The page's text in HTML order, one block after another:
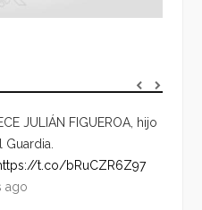
JULIÁN FIGUEROA, hijo
t.co/bRuCZR6Z97
ago